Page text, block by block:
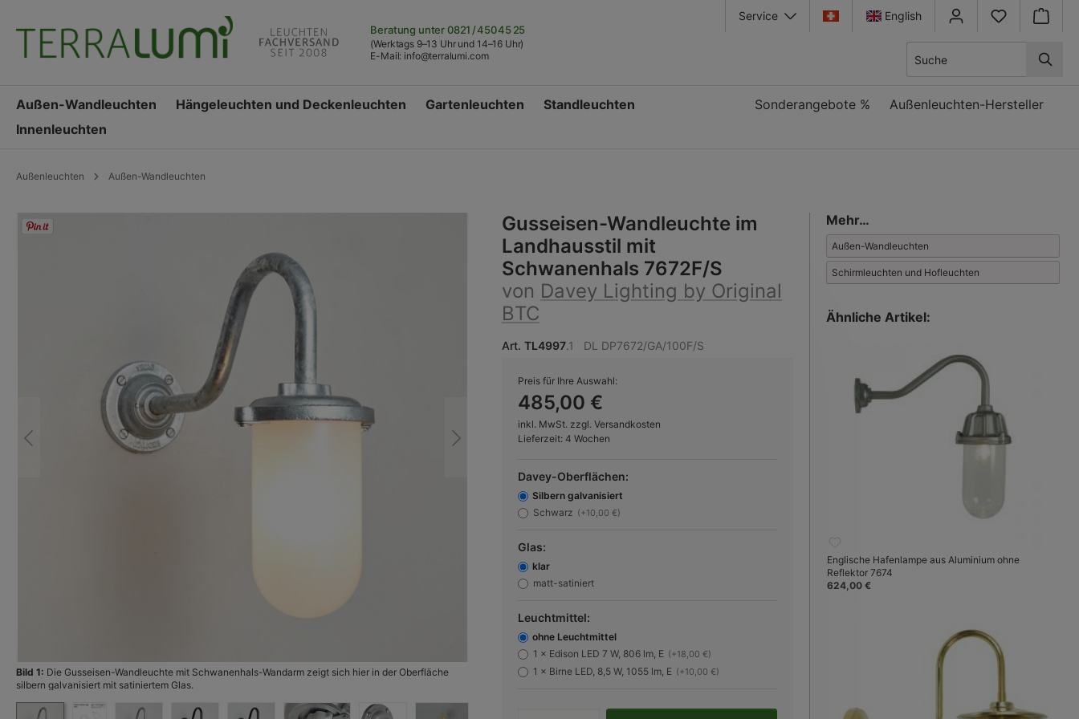
Zur Hauptnavigation springen
Beratung unter0821 / 450 45 25
(Werktags 9–13 Uhr und 14–16 Uhr)
E-Mail: info@terralumi.com
Service
English
Außen-Wandleuchten Hängeleuchten und Deckenleuchten Gartenleuchten Standleuchten Sonderangebote %
Außenleuchten-Hersteller
Innenleuchten
Außenleuchten Außen-Wandleuchten
Bildergalerie überspringen
Bild 1: Die Gusseisen-Wandleuchte mit Schwanenhals-Wandarm zeigt sich hier in der Oberfläche
silbern galvanisiert mit satiniertem Glas.
Die Maße des Modells
Gusseisen-Wandleuchte im
Landhausstil mit
Schwanenhals 7672F/S
von Davey Lighting by Original
BTC
Art. TL4997.1 DL DP7672/GA/100F/S
Preis für Ihre Auswahl:
485,00 €
inkl. MwSt. zzgl. Versandkosten
Lieferzeit: 4 Wochen
Davey-Oberflächen:
Silbern galvanisiert
Schwarz (+10,00 €)
Glas:
klar
matt-satiniert
Leuchtmittel:
ohne Leuchtmittel
1 × Edison LED 7 W, 806 lm, E (+18,00 €)
1 × Birne LED, 8,5 W, 1055 lm, E (+10,00 €)
Mehr…
Außen-Wandleuchten
Schirmleuchten und Hofleuchten
Ähnliche Artikel:
Englische Hafenlampe aus Aluminium ohne
Reflektor 7674
624,00 €